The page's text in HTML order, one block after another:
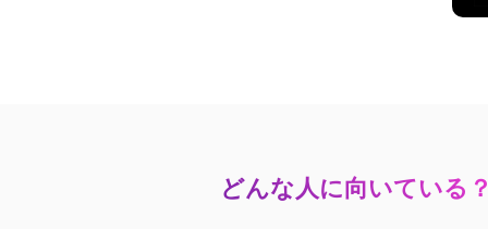
どんな人に向いている？